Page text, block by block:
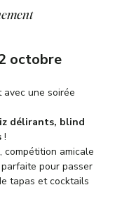
octobre
avec une soirée
délirants, blind
!
compétition amicale
parfaite pour passer
tapas et cocktails